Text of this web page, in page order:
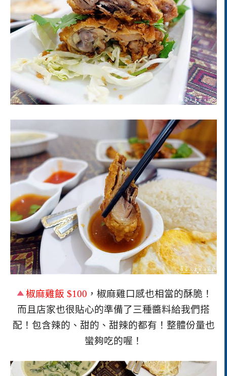
椒麻雞飯 $100 ，椒麻雞口感也相當的酥脆！
而且店家也很貼心的準備了三種醬料給我們搭
配！包含辣的、甜的、甜辣的都有！整體份量也
蠻夠吃的喔！